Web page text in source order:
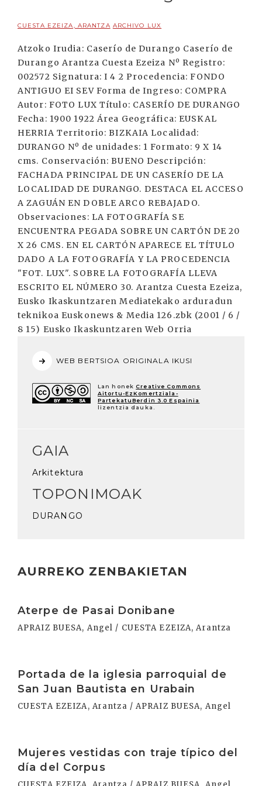
CUESTA EZEIZA, ARANTZA ARCHIVO LUX
Atzoko Irudia: Caserío de Durango Caserío de
Durango Arantza Cuesta Ezeiza Nº Registro:
002572 Signatura: I 4 2 Procedencia: FONDO
ANTIGUO EI SEV Forma de Ingreso: COMPRA
Autor: FOTO LUX Título: CASERÍO DE DURANGO
Fecha: 1900 1922 Área Geográfica: EUSKAL
HERRIA Territorio: BIZKAIA Localidad:
DURANGO Nº de unidades: 1 Formato: 9 X 14
cms. Conservación: BUENO Descripción:
FACHADA PRINCIPAL DE UN CASERÍO DE LA
LOCALIDAD DE DURANGO. DESTACA EL ACCESO
A ZAGUÁN EN DOBLE ARCO REBAJADO.
Observaciones: LA FOTOGRAFÍA SE
ENCUENTRA PEGADA SOBRE UN CARTÓN DE 20
X 26 CMS. EN EL CARTÓN APARECE EL TÍTULO
DADO A LA FOTOGRAFÍA Y LA PROCEDENCIA
"FOT. LUX". SOBRE LA FOTOGRAFÍA LLEVA
ESCRITO EL NÚMERO 30. Arantza Cuesta Ezeiza,
Eusko Ikaskuntzaren Mediatekako arduradun
teknikoa Euskonews & Media 126.zbk (2001 / 6 /
8 15) Eusko Ikaskuntzaren Web Orria
WEB BERTSIOA ORIGINALA IKUSI
Lan honek Creative Commons
Aitortu-EzKomertziala-
PartekatuBerdin 3.0 Espainia
lizentzia dauka.
GAIA
Arkitektura
TOPONIMOAK
DURANGO
AURREKO ZENBAKIETAN
Aterpe de Pasai Donibane
APRAIZ BUESA, Angel / CUESTA EZEIZA, Arantza
Portada de la iglesia parroquial de
San Juan Bautista en Urabain
CUESTA EZEIZA, Arantza / APRAIZ BUESA, Angel
Mujeres vestidas con traje típico del
día del Corpus